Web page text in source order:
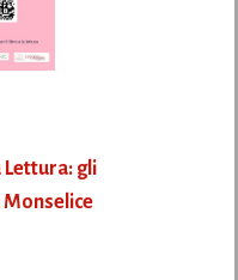
Lettura: gli